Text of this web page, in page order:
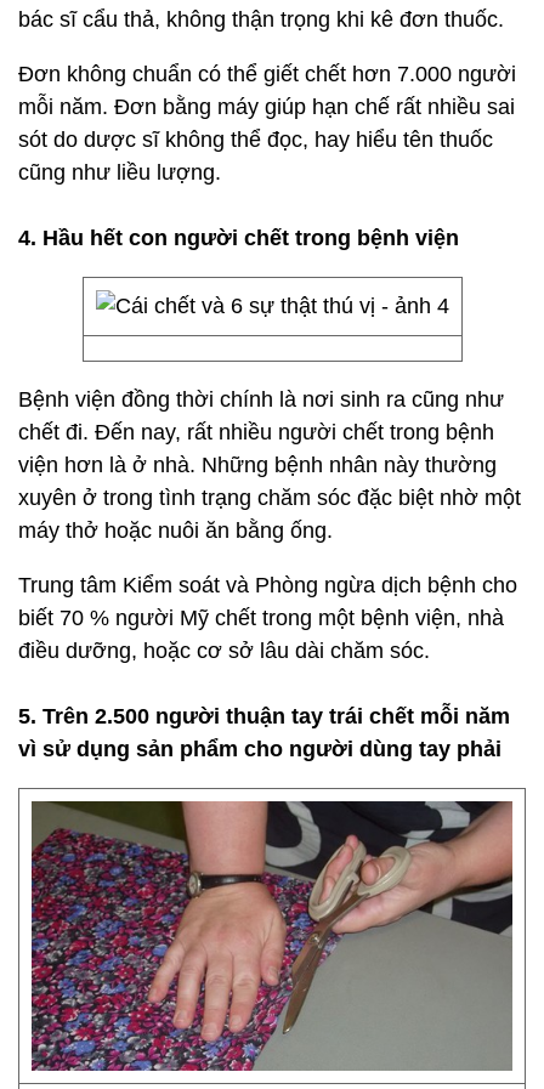
bác sĩ cẩu thả, không thận trọng khi kê đơn thuốc.
Đơn không chuẩn có thể giết chết hơn 7.000 người
mỗi năm. Đơn bằng máy giúp hạn chế rất nhiều sai
sót do dược sĩ không thể đọc, hay hiểu tên thuốc
cũng như liều lượng.
4. Hầu hết con người chết trong bệnh viện
Bệnh viện đồng thời chính là nơi sinh ra cũng như
chết đi. Đến nay, rất nhiều người chết trong bệnh
viện hơn là ở nhà. Những bệnh nhân này thường
xuyên ở trong tình trạng chăm sóc đặc biệt nhờ một
máy thở hoặc nuôi ăn bằng ống.
Trung tâm Kiểm soát và Phòng ngừa dịch bệnh cho
biết 70 % người Mỹ chết trong một bệnh viện, nhà
điều dưỡng, hoặc cơ sở lâu dài chăm sóc.
5. Trên 2.500 người thuận tay trái chết mỗi năm
vì sử dụng sản phẩm cho người dùng tay phải